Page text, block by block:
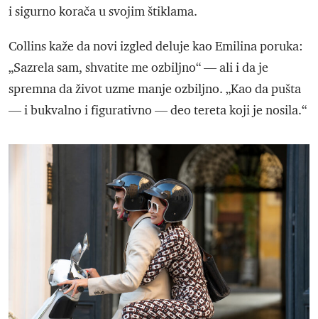
i sigurno korača u svojim štiklama.
Collins kaže da novi izgled deluje kao Emilina poruka:
„Sazrela sam, shvatite me ozbiljno“ — ali i da je
spremna da život uzme manje ozbiljno. „Kao da pušta
— i bukvalno i figurativno — deo tereta koji je nosila.“